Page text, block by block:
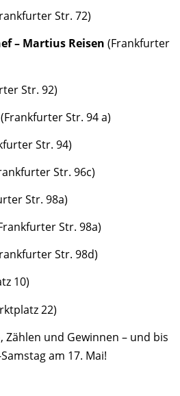
Str. 72)
– Martius Reisen (Frankfurter
Str. 92)
(Frankfurter Str. 94 a)
Str. 94)
Str. 96c)
Str. 98a)
Str. 98a)
Str. 98d)
10)
22)
Zählen und Gewinnen – und bis
am 17. Mai!